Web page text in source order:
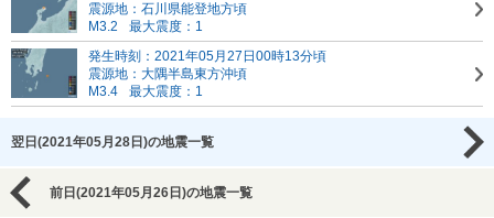
震源地：石川県能登地方頃
M3.2
最大震度：1
発生時刻：2021年05月27日00時13分頃
震源地：大隅半島東方沖頃
M3.4
最大震度：1
翌日(2021年05月28日)の地震一覧
前日(2021年05月26日)の地震一覧